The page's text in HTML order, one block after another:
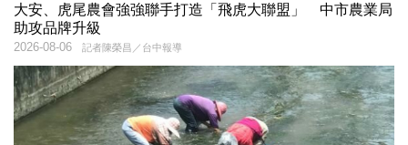
大安、虎尾農會強強聯手打造「飛虎大聯盟」 中市農業局
助攻品牌升級
記者陳榮昌／台中報導
2026-08-06